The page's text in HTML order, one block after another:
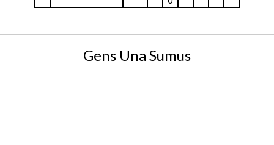
Gens Una Sumus